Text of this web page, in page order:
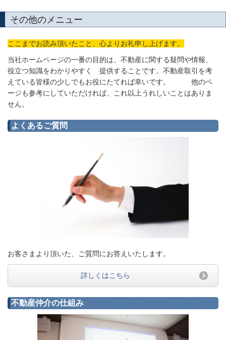
その他のメニュー
ここまでお読み頂いたこと、心よりお礼申し上げます。
当社ホームページの一番の目的は、不動産に関する疑問や情報、
役立つ知識をわかりやすく 提供することです。不動産取引を考
えている皆様の少しでもお役にたてれば幸いです。 他のペ
ージも参考にしていただければ、これ以上うれしいことはありま
せん。
よくあるご質問
お客さまより頂いた、ご質問にお答えいたします。
詳しくはこちら
不動産仲介の仕組み